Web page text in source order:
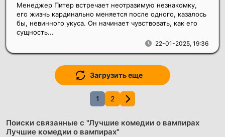
22-01-2025, 19:36
Менеджер Питер встречает неотразимую незнакомку,
его жизнь кардинально меняется после одного, казалось
бы, невинного укуса. Он начинает чувствовать, как его
сущность...
Загрузить еще
1 2
Поиски связанные с "Лучшие комедии о вампирах
Лучшие комедии о вампирах"